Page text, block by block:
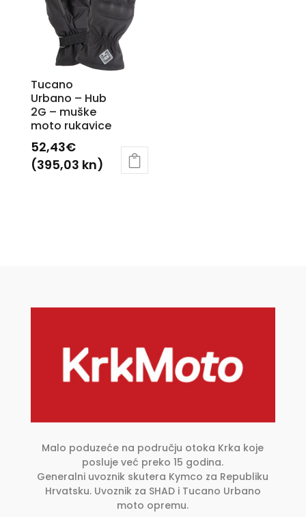
Opcije
mogu
odabrati
na
stranici
proizvoda
Tucano
Urbano – Hub
2G – muške
moto rukavice
52,43€
(395,03 kn)
mogu
proizvoda
Malo poduzeće na području otoka Krka koje
posluje već preko 15 godina.
Generalni uvoznik skutera Kymco za Republiku
Hrvatsku. Uvoznik za SHAD i Tucano Urbano
moto opremu.